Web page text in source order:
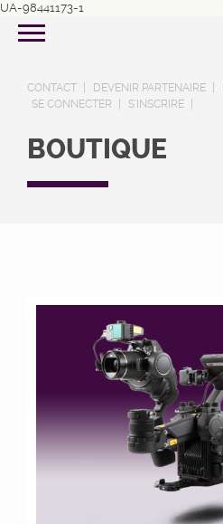
UA-98441173-1
CONTACT DEVENIR PARTENAIRE
SE CONNECTER
S’INSCRIRE
BOUTIQUE